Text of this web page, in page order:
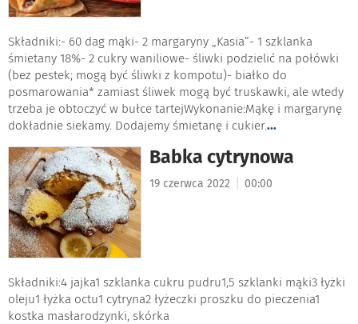
Składniki:- 60 dag mąki- 2 margaryny „Kasia”- 1 szklanka
śmietany 18%- 2 cukry waniliowe- śliwki podzielić na połówki
(bez pestek; mogą być śliwki z kompotu)- białko do
posmarowania* zamiast śliwek mogą być truskawki, ale wtedy
trzeba je obtoczyć w bułce tartejWykonanie:Mąkę i margarynę
dokładnie siekamy. Dodajemy śmietanę i cukier....
Babka cytrynowa
19 czerwca 2022 00:00
Składniki:4 jajka1 szklanka cukru pudru1,5 szklanki mąki3 łyżki
oleju1 łyżka octu1 cytryna2 łyżeczki proszku do pieczenia1
kostka masłarodzynki, skórka